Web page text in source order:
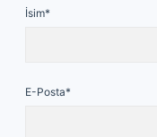
İsim*
E-Posta*